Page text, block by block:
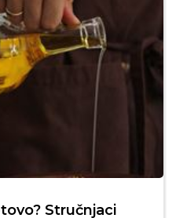
Stručnjaci